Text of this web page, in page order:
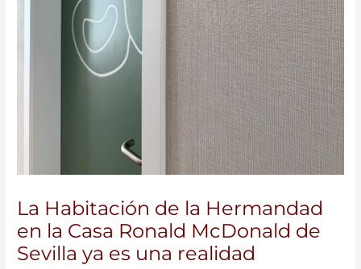
La Habitación de la Hermandad
en la Casa Ronald McDonald de
Sevilla ya es una realidad